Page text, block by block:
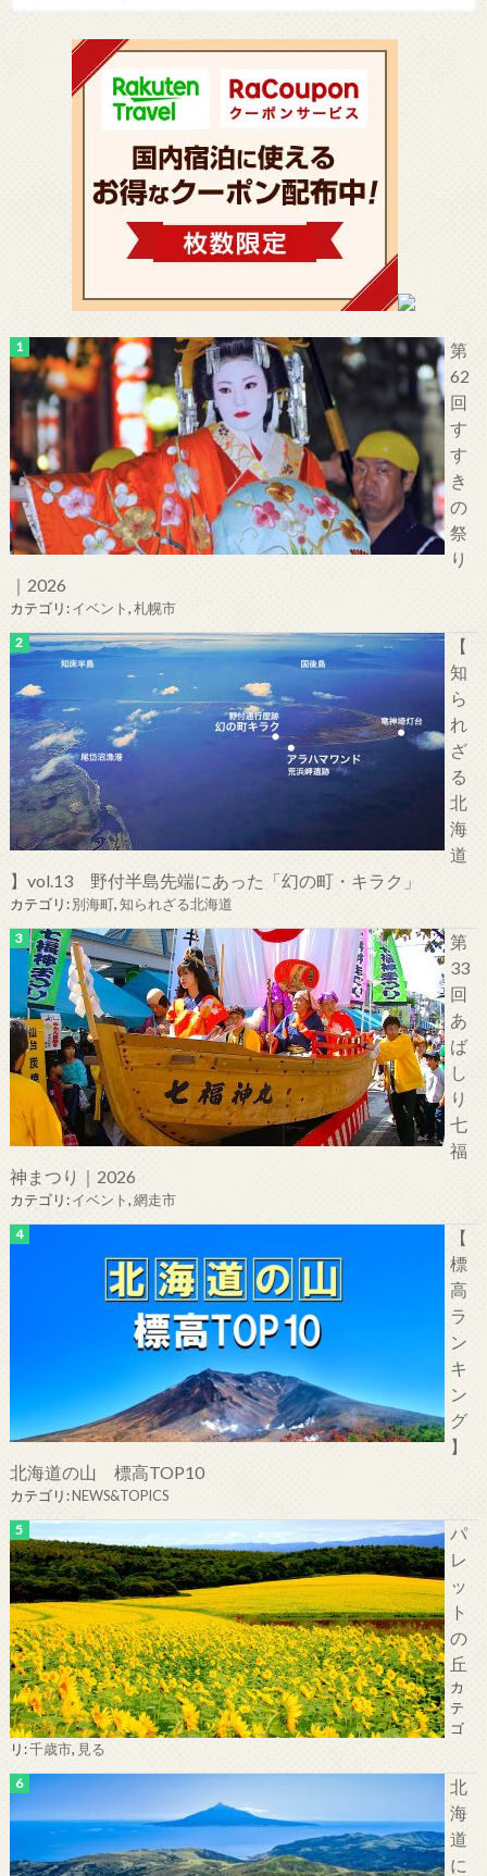
第
62
回
す
す
き
の
祭
り
｜2026
カテゴリ:イベント,札幌市
【
知
ら
れ
ざ
る
北
海
道
】vol.13 野付半島先端にあった「幻の町・キラク」
カテゴリ:別海町,知られざる北海道
第
33
回
あ
ば
し
り
七
福
神まつり｜2026
カテゴリ:イベント,網走市
【
標
高
ラ
ン
キ
ン
グ
】
北海道の山 標高TOP10
カテゴリ:NEWS&TOPICS
パ
レ
ッ
ト
の
丘
カ
テ
ゴ
リ:千歳市, 見る
北
海
道
に